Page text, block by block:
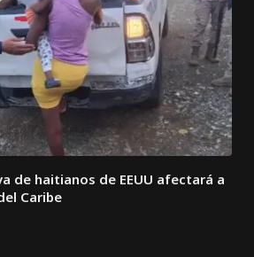
de haitianos de EEUU afectará a
Caribe